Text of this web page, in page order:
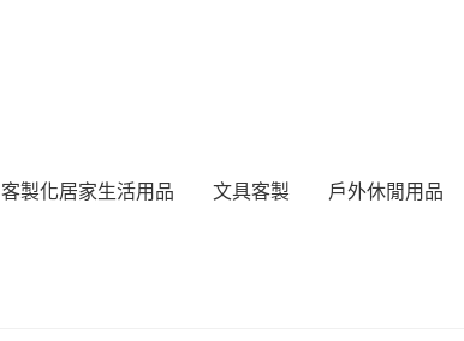
客製化居家生活用品 文具客製 戶外休閒用品